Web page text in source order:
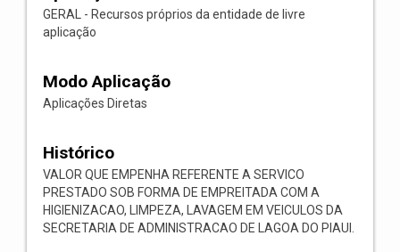
GERAL - Recursos próprios da entidade de livre
aplicação
Modo Aplicação
Aplicações Diretas
Histórico
VALOR QUE EMPENHA REFERENTE A SERVICO
PRESTADO SOB FORMA DE EMPREITADA COM A
HIGIENIZACAO, LIMPEZA, LAVAGEM EM VEICULOS DA
SECRETARIA DE ADMINISTRACAO DE LAGOA DO PIAUI.